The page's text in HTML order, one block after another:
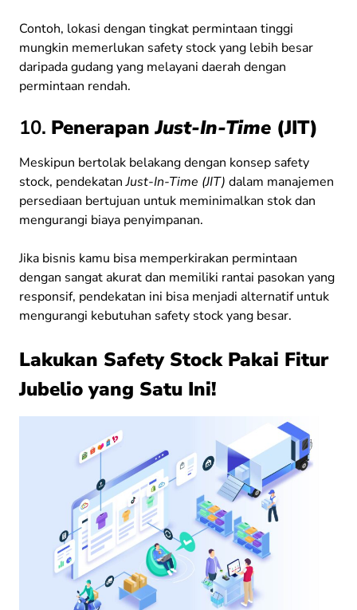
Contoh, lokasi dengan tingkat permintaan tinggi
mungkin memerlukan safety stock yang lebih besar
daripada gudang yang melayani daerah dengan
permintaan rendah.
10. PenerapanJust-In-Time (JIT)
Meskipun bertolak belakang dengan konsep safety
stock, pendekatanJust-In-Time (JIT) dalam manajemen
persediaan bertujuan untuk meminimalkan stok dan
mengurangi biaya penyimpanan.
Jika bisnis kamu bisa memperkirakan permintaan
dengan sangat akurat dan memiliki rantai pasokan yang
responsif, pendekatan ini bisa menjadi alternatif untuk
mengurangi kebutuhan safety stock yang besar.
Lakukan Safety Stock Pakai Fitur
Jubelio yang Satu Ini!